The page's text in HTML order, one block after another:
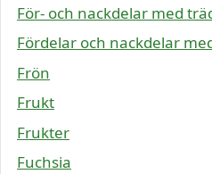
För- och nackdelar med
Fördelar och nackdelar
Frön
Frukt
Frukter
Fuchsia